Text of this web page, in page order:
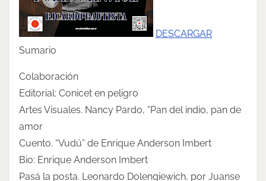
s
t
o
n
:
DESCARGAR
Sumario
Colaboración
Editorial: Conicet en peligro
Artes Visuales. Nancy Pardo, “Pan del indio, pan de
amor
Cuento. “Vudú” de Enrique Anderson Imbert
Bio: Enrique Anderson Imbert
Pasá la posta. Leonardo Dolengiewich, por Juanse